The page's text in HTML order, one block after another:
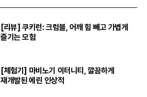
[리뷰] 쿠키런: 크럼블, 어깨 힘 빼고 가볍게
즐기는 모험
[체험기] 마비노기 이터니티, 깔끔하게
재개발된 에린 인상적